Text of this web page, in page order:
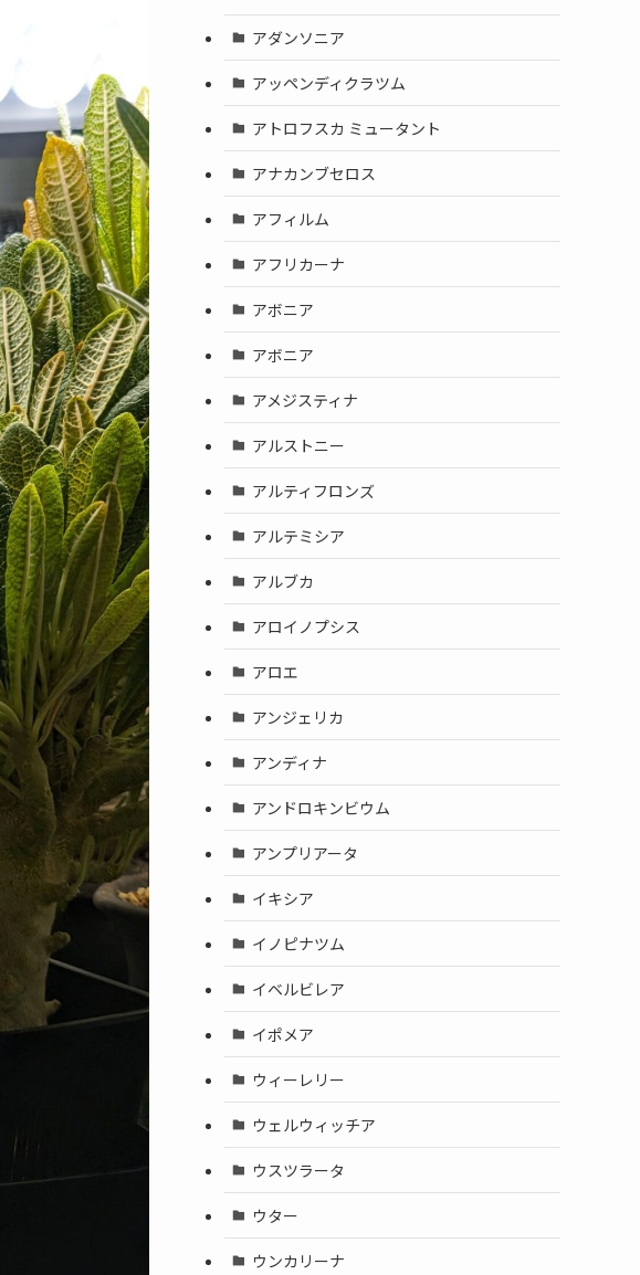
アダンソニア
アッペンディクラツム
アトロフスカ ミュータント
アナカンブセロス
アフィルム
アフリカーナ
アボニア
アボニア
アメジスティナ
アルストニー
アルティフロンズ
アルテミシア
アルブカ
アロイノプシス
アロエ
アンジェリカ
アンディナ
アンドロキンビウム
アンプリアータ
イキシア
イノピナツム
イベルビレア
イポメア
ウィーレリー
ウェルウィッチア
ウスツラータ
ウター
ウンカリーナ